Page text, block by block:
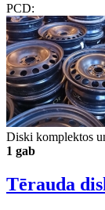
PCD:
Diski komplektos
1 gab
Tērauda